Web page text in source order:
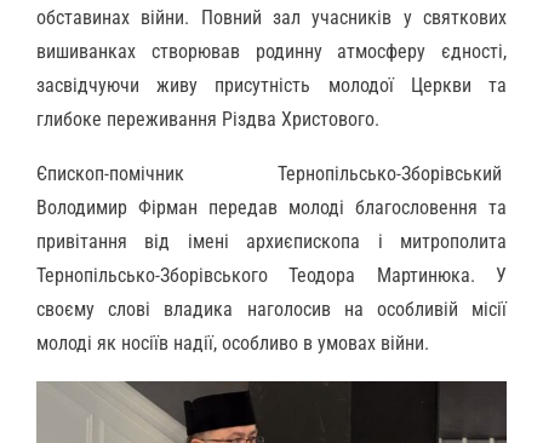
обставинах війни. Повний зал учасників у святкових
вишиванках створював родинну атмосферу єдності,
засвідчуючи живу присутність молодої Церкви та
глибоке переживання Різдва Христового.
Єпископ-помічник Тернопільсько-Зборівський
Володимир Фірман передав молоді благословення та
привітання від імені архиєпископа і митрополита
Тернопільсько-Зборівського Теодора Мартинюка. У
своєму слові владика наголосив на особливій місії
молоді як носіїв надії, особливо в умовах війни.